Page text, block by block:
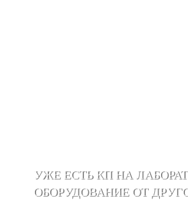
УЖЕ ЕСТЬ КП НА
ОБОРУДОВАНИЕ ОТ